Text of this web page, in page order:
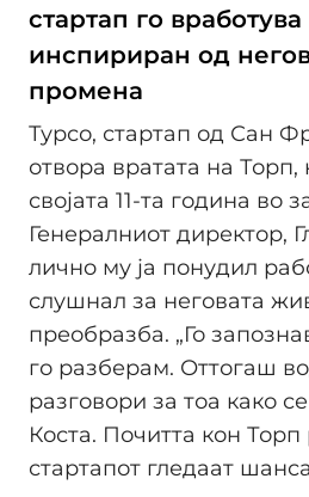
стартап го
инспириран од
промена
Турсо, стартап од Сан
отвора вратата на Торп,
својата 11-та година во
Генералниот директор,
личнo му ја понудил
слушнал за неговата
преобразба. „Го
го разберам. Оттогаш
разговори за тоа како
Коста. Почитта кон Торп
стартапот гледаат